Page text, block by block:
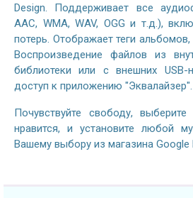
Design. Поддерживает все
AAC, WMA, WAV, OGG и т.д.),
потерь. Отображает теги альбомов,
Воспроизведение файлов из
библиотеки или с внешних USB-
доступ к приложению "Эквалайзер".
Почувствуйте свободу,
нравится, и установите любой
Вашему выбору из магазина Google